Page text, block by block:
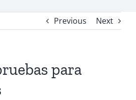
Termofusión
Previous Next
para